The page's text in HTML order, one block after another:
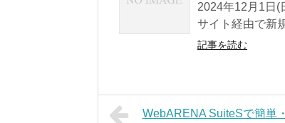
2024年12月1日(
サイト経由で新
記事を読む
WebARENA SuiteSで簡単